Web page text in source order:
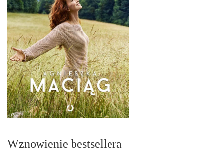
Wznowienie bestsellera